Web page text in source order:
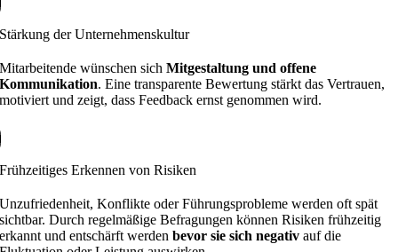
Stärkung der Unternehmenskultur
Mitarbeitende wünschen sichMitgestaltung und offene
Kommunikation. Eine transparente Bewertung stärkt das Vertrauen,
motiviert und zeigt, dass Feedback ernst genommen wird.
Frühzeitiges Erkennen von Risiken
Unzufriedenheit, Konflikte oder Führungsprobleme werden oft spät
sichtbar. Durch regelmäßige Befragungen können Risiken frühzeitig
erkannt und entschärft werdenbevor sie sich negativ auf die